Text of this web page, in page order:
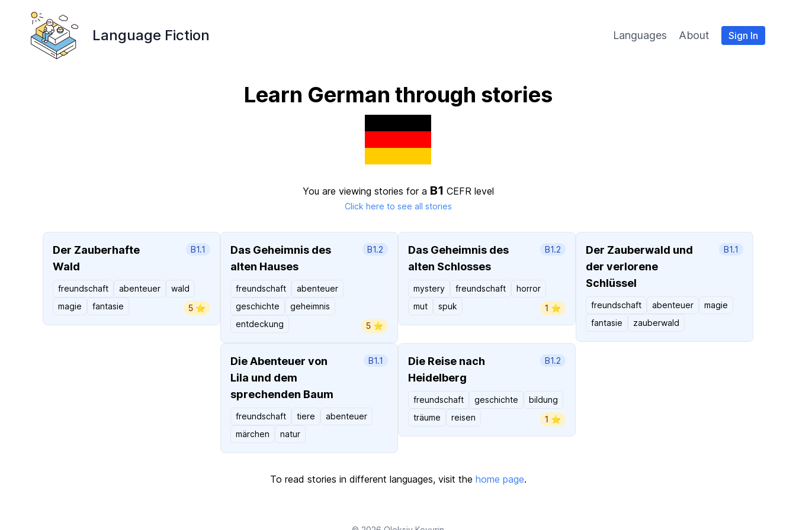
Language Fiction Languages About Sign In
Learn German through stories
You are viewing stories for a B1 CEFR level
Click here to see all stories
Der Zauberhafte
Wald
B1.1
freundschaft abenteuer
wald
magie
fantasie 5 ⭐️
Das Geheimnis des
alten Hauses
B1.2
freundschaft
abenteuer
geschichte
geheimnis
entdeckung
5 ⭐️
Das Geheimnis des
alten Schlosses
B1.2
mystery freundschaft
horror
mut
spuk 1 ⭐️
Der Zauberwald und
der verlorene
Schlüssel
B1.1
freundschaft abenteuer
magie
fantasie
zauberwald
Die Abenteuer von
Lila und dem
sprechenden Baum
B1.1
freundschaft tiere
abenteuer
märchen
natur
Die Reise nach
Heidelberg
B1.2
freundschaft geschichte
bildung
träume
reisen 1 ⭐️
To read stories in different languages, visit the home page.